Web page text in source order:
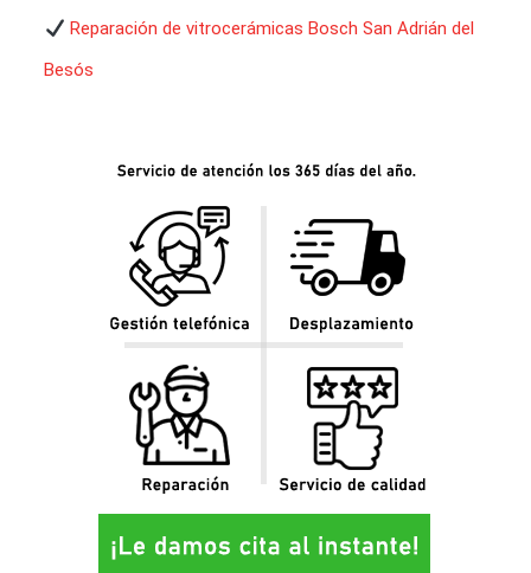
Reparación de vitrocerámicas Bosch San Adrián del
Besós